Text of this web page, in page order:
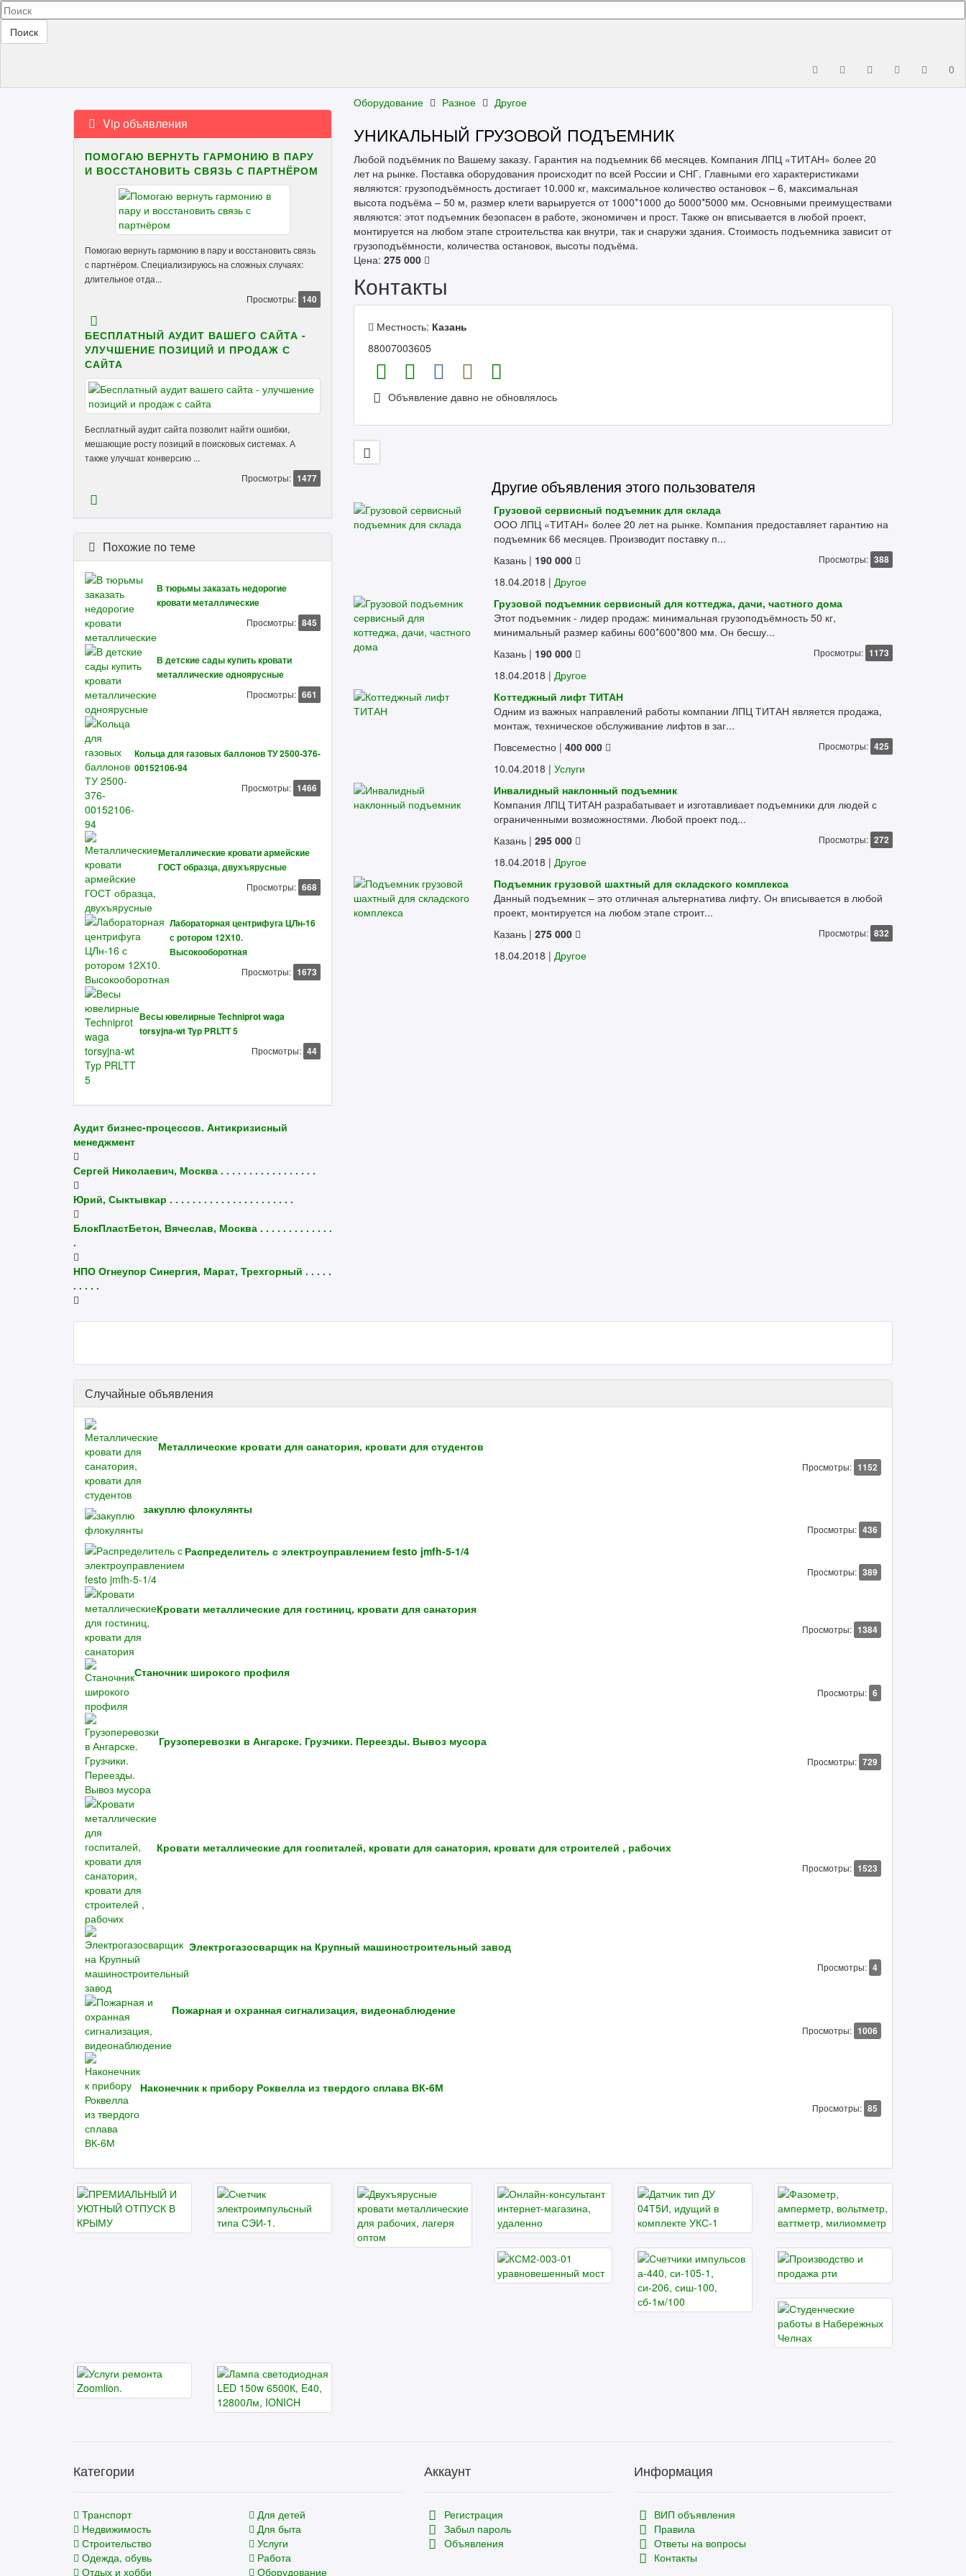
Поиск
0
Оборудование Разное Другое
УНИКАЛЬНЫЙ ГРУЗОВОЙ ПОДЪЕМНИК
Любой подъёмник по Вашему заказу. Гарантия на подъемник 66 месяцев. Компания ЛПЦ «ТИТАН» более 20
лет на рынке. Поставка оборудования происходит по всей России и СНГ. Главными его характеристиками
являются: грузоподъёмность достигает 10.000 кг, максимальное количество остановок – 6, максимальная
высота подъёма – 50 м, размер клети варьируется от 1000*1000 до 5000*5000 мм. Основными преимуществами
являются: этот подъемник безопасен в работе, экономичен и прост. Также он вписывается в любой проект,
монтируется на любом этапе строительства как внутри, так и снаружи здания. Стоимость подъемника зависит от
грузоподъёмности, количества остановок, высоты подъёма.
Цена: 275 000
Контакты
Местность: Казань
88007003605
Объявление давно не обновлялось
Другие объявления этого пользователя
Грузовой сервисный подъемник для склада
ООО ЛПЦ «ТИТАН» более 20 лет на рынке. Компания предоставляет гарантию на
подъемник 66 месяцев. Производит поставку п...
Казань | 190 000 Просмотры: 388
18.04.2018 | Другое
Грузовой подъемник сервисный для коттеджа, дачи, частного дома
Этот подъемник - лидер продаж: минимальная грузоподъёмность 50 кг,
минимальный размер кабины 600*600*800 мм. Он бесшу...
Казань | 190 000 Просмотры: 1173
18.04.2018 | Другое
Коттеджный лифт ТИТАН
Одним из важных направлений работы компании ЛПЦ ТИТАН является продажа,
монтаж, техническое обслуживание лифтов в заг...
Повсеместно | 400 000 Просмотры: 425
10.04.2018 | Услуги
Инвалидный наклонный подъемник
Компания ЛПЦ ТИТАН разрабатывает и изготавливает подъемники для людей с
ограниченными возможностями. Любой проект под...
Казань | 295 000 Просмотры: 272
18.04.2018 | Другое
Подъемник грузовой шахтный для складского комплекса
Данный подъемник – это отличная альтернатива лифту. Он вписывается в любой
проект, монтируется на любом этапе строит...
Казань | 275 000 Просмотры: 832
18.04.2018 | Другое
Vip объявления
ПОМОГАЮ ВЕРНУТЬ ГАРМОНИЮ В ПАРУ
И ВОССТАНОВИТЬ СВЯЗЬ С ПАРТНЁРОМ
Помогаю вернуть гармонию в пару и восстановить связь
с партнёром. Специализируюсь на сложных случаях:
длительное отда...
Просмотры: 140
БЕСПЛАТНЫЙ АУДИТ ВАШЕГО САЙТА -
УЛУЧШЕНИЕ ПОЗИЦИЙ И ПРОДАЖ С
САЙТА
Бесплатный аудит сайта позволит найти ошибки,
мешающие росту позиций в поисковых системах. А
также улучшат конверсию ...
Просмотры: 1477
Похожие по теме
В тюрьмы заказать недорогие
кровати металлические
Просмотры: 845
В детские сады купить кровати
металлические одноярусные
Просмотры: 661
Кольца для газовых баллонов ТУ 2500-376-
00152106-94
Просмотры: 1466
Металлические кровати армейские
ГОСТ образца, двухъярусные
Просмотры: 668
Лабораторная центрифуга ЦЛн-16
с ротором 12Х10.
Высокооборотная
Просмотры: 1673
Весы ювелирные Techniprot waga
torsyjna-wt Typ PRLTT 5
Просмотры: 44
Аудит бизнес-процессов. Антикризисный
менеджмент
Сергей Николаевич, Москва . . . . . . . . . . . . . . . . .
Юрий, Сыктывкар . . . . . . . . . . . . . . . . . . . . . .
БлокПластБетон, Вячеслав, Москва . . . . . . . . . . . . .
.
НПО Огнеупор Синергия, Марат, Трехгорный . . . . .
. . . . .
Случайные объявления
Металлические кровати для санатория, кровати для студентов
Просмотры: 1152
закуплю флокулянты
Просмотры: 436
Распределитель с электроуправлением festo jmfh-5-1/4
Просмотры: 389
Кровати металлические для гостиниц, кровати для санатория
Просмотры: 1384
Станочник широкого профиля
Просмотры: 6
Грузоперевозки в Ангарске. Грузчики. Переезды. Вывоз мусора
Просмотры: 729
Кровати металлические для госпиталей, кровати для санатория, кровати для строителей , рабочих
Просмотры: 1523
Электрогазосварщик на Крупный машиностроительный завод
Просмотры: 4
Пожарная и охранная сигнализация, видеонаблюдение
Просмотры: 1006
Наконечник к прибору Роквелла из твердого сплава ВК-6М
Просмотры: 85
Категории
Транспорт
Недвижимость
Строительство
Одежда, обувь
Отдых и хобби
Для детей
Для быта
Услуги
Работа
Оборудование
Аккаунт
Регистрация
Забыл пароль
Объявления
Информация
ВИП объявления
Правила
Ответы на вопросы
Контакты